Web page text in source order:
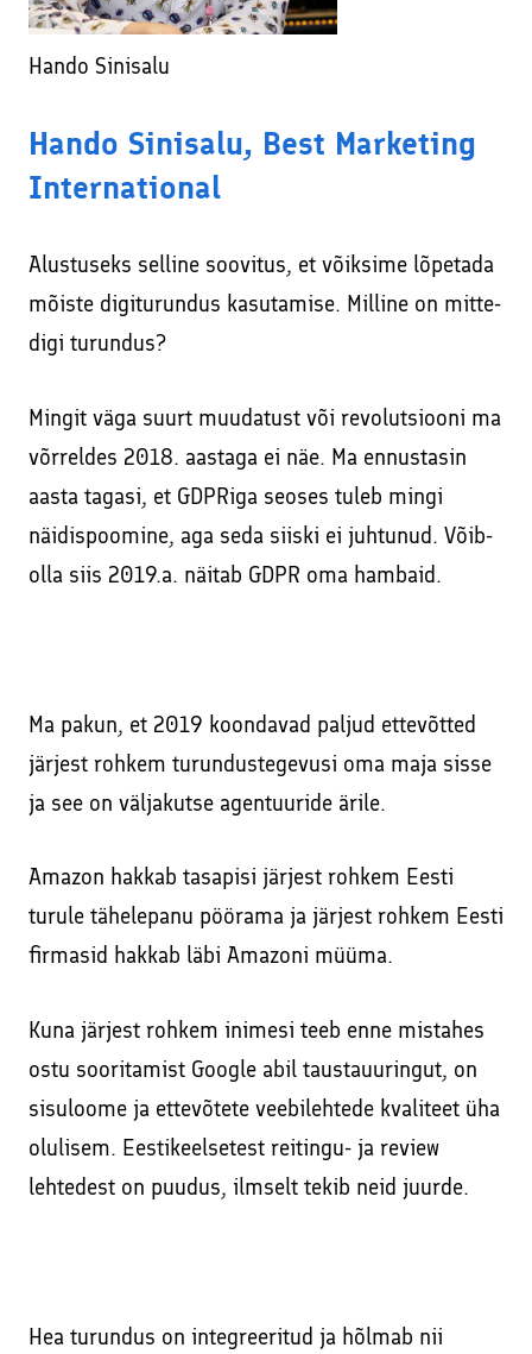
Hando Sinisalu
Hando Sinisalu, Best Marketing
International
Alustuseks selline soovitus, et võiksime lõpetada
mõiste digiturundus kasutamise. Milline on mitte-
digi turundus?
Mingit väga suurt muudatust või revolutsiooni ma
võrreldes 2018. aastaga ei näe. Ma ennustasin
aasta tagasi, et GDPRiga seoses tuleb mingi
näidispoomine, aga seda siiski ei juhtunud. Võib-
olla siis 2019.a. näitab GDPR oma hambaid.
Ma pakun, et 2019 koondavad paljud ettevõtted
järjest rohkem turundustegevusi oma maja sisse
ja see on väljakutse agentuuride ärile.
Amazon hakkab tasapisi järjest rohkem Eesti
turule tähelepanu pöörama ja järjest rohkem Eesti
firmasid hakkab läbi Amazoni müüma.
Kuna järjest rohkem inimesi teeb enne mistahes
ostu sooritamist Google abil taustauuringut, on
sisuloome ja ettevõtete veebilehtede kvaliteet üha
olulisem. Eestikeelsetest reitingu- ja review
lehtedest on puudus, ilmselt tekib neid juurde.
Hea turundus on integreeritud ja hõlmab nii